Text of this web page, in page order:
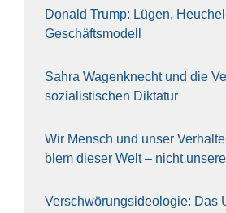
Donald Trump: Lügen,
Geschäfts­mo­dell
Sahra Wagen­knecht und die
sozia­lis­ti­schen Dik­ta­tur
Wir Mensch und unser
blem die­ser Welt – nicht
Ver­schwö­rungs­ideo­lo­gie: Das